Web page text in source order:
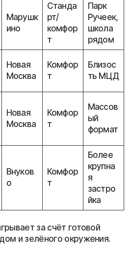
Марушк
ино
Станда
рт/
комфор
т
Парк
Ручеек,
школа
рядом
Новая
Москва
Комфор
т
Близос
ть МЦД
Новая
Москва
Комфор
т
Массов
ый
формат
Внуков
о
Комфор
т
Более
крупна
я
застро
йка
за счёт готовой
и зелёного окружения.